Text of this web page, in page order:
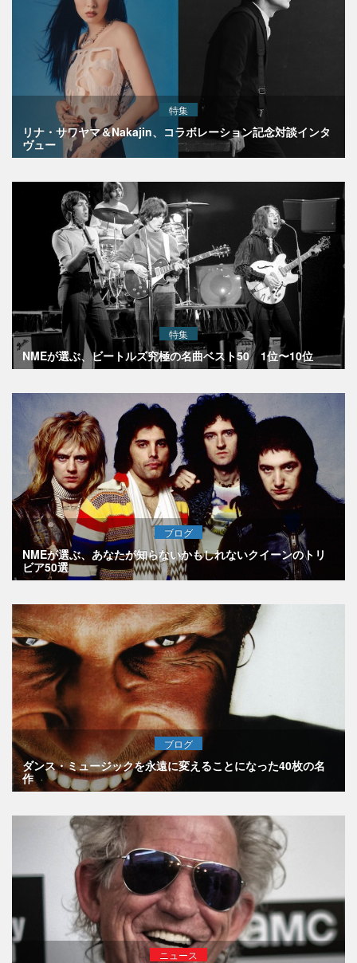
特集
リナ・サワヤマ＆Nakajin、コラボレーション記念対談インタ
ヴュー
特集
NMEが選ぶ、ビートルズ究極の名曲ベスト50 1位〜10位
ブログ
NMEが選ぶ、あなたが知らないかもしれないクイーンのトリ
ビア50選
ブログ
ダンス・ミュージックを永遠に変えることになった40枚の名
作
ニュース